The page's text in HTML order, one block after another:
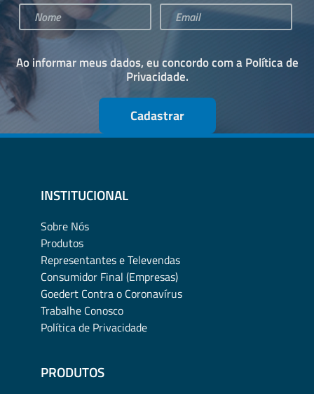
Ao informar meus dados, eu concordo com aPolítica de
Privacidade.
Cadastrar
INSTITUCIONAL
Sobre Nós
Produtos
Representantes e Televendas
Consumidor Final (Empresas)
Goedert Contra o Coronavírus
Trabalhe Conosco
Política de Privacidade
PRODUTOS